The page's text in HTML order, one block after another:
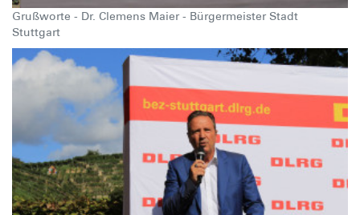
Grußworte - Dr. Clemens Maier - Bürgermeister Stadt
Stuttgart